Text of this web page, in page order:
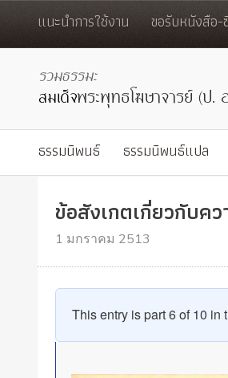
แนะนำการใช้งาน ขอรับหนังสือ-
ธรรมนิพนธ์ ธรรมนิพนธ์แปล
ข้อสังเกตเกี่ยวกับค
1 มกราคม 2513
This entry is part 6 of 10 in